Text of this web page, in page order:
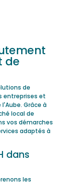
de
de
entreprises et
Grâce à
local de
vos démarches
adaptés à
dans
les